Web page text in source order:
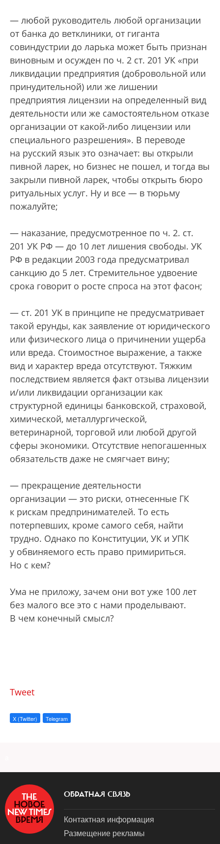
— любой руководитель любой организации
от банка до ветклиники, от гиганта
совиндустрии до ларька может быть признан
виновным и осужден по ч. 2 ст. 201 УК «при
ликвидации предприятия (добровольной или
принудительной) или же лишении
предприятия лицензии на определенный вид
деятельности или же самостоятельном отказе
организации от какой-либо лицензии или
специального разрешения». В переводе
на русский язык это означает: вы открыли
пивной ларек, но бизнес не пошел, и тогда вы
закрыли пивной ларек, чтобы открыть бюро
ритуальных услуг. Ну и все — в тюрьму
пожалуйте;
— наказание, предусмотренное по ч. 2. ст.
201 УК РФ — до 10 лет лишения свободы. УК
РФ в редакции 2003 года предусматривал
санкцию до 5 лет. Стремительное удвоение
срока говорит о росте спроса на этот фасон;
— ст. 201 УК в принципе не предусматривает
такой ерунды, как заявление от юридического
или физического лица о причинении ущерба
или вреда. Стоимостное выражение, а также
вид и характер вреда отсутствуют. Тяжким
последствием является факт отзыва лицензии
и/или ликвидации организации как
структурной единицы банковской, страховой,
химической, металлургической,
ветеринарной, торговой или любой другой
сферы экономики. Отсутствие непогашенных
обязательств даже не смягчает вину;
— прекращение деятельности
организации — это риски, отнесенные ГК
к рискам предпринимателей. То есть
потерпевших, кроме самого себя, найти
трудно. Однако по Конституции, УК и УПК
у обвиняемого есть право примириться.
Но с кем?
Ума не приложу, зачем они вот уже 100 лет
без малого все это с нами проделывают.
В чем конечный смысл?
Tweet
X (Twitter) Telegram
ОБРАТНАЯ СВЯЗЬ
Контактная информация
Размещение рекламы